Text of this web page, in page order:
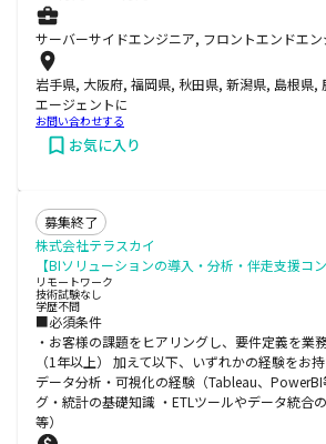
サーバーサイドエンジニア, フロントエンドエン
岩手県, 大阪府, 福岡県, 秋田県, 新潟県, 島根県,
エージェントに
お問い合わせする
お気に入り
募集終了
株式会社テラスカイ
【BIソリューションの導入・分析・伴走支援コ
リモートワーク
技術試験なし
学歴不問
■必須条件
・お客様の課題をヒアリングし、要件定義を業
（1年以上） 加えて以下、いずれかの経験をお
データ分析・可視化の経験（Tableau、
グ・統計の基礎知識 ・ETLツールやデータ統合
等）